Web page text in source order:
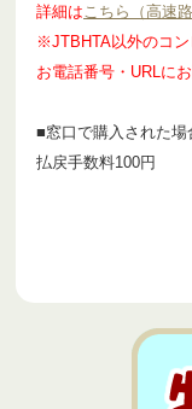
詳細は こちら（高速
※JTBHTA以外のコ
お電話番号・URLに
■窓口で購入された場
払戻手数料100円